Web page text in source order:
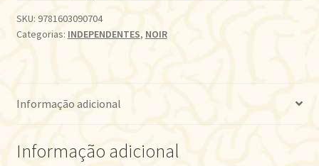
SKU: 9781603090704
Categorias: INDEPENDENTES, NOIR
Informação adicional
Informação adicional